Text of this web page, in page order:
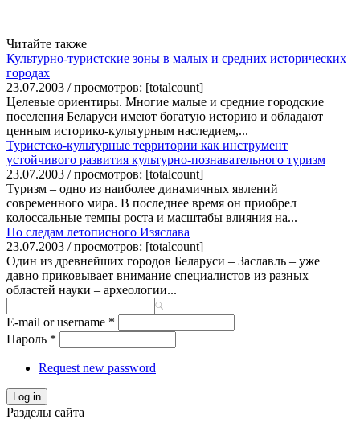
Читайте также
Культурно-туристские зоны в малых и средних исторических
городах
23.07.2003 / просмотров: [totalcount]
Целевые ориентиры. Многие малые и средние городские
поселения Беларуси имеют богатую историю и обладают
ценным историко-культурным наследием,...
Туристско-культурные территории как инструмент
устойчивого развития культурно-познавательного туризм
23.07.2003 / просмотров: [totalcount]
Туризм – одно из наиболее динамичных явлений
современного мира. В последнее время он приобрел
колоссальные темпы роста и масштабы влияния на...
По следам летописного Изяслава
23.07.2003 / просмотров: [totalcount]
Один из древнейших городов Беларуси – Заславль – уже
давно приковывает внимание специалистов из разных
областей науки – археологии...
E-mail or username *
Пароль *
Request new password
Log in
Разделы сайта